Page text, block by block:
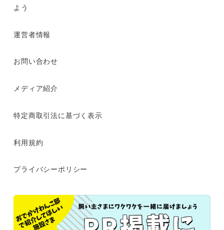
よう
運営者情報
お問い合わせ
メディア紹介
特定商取引法に基づく表示
利用規約
プライバシーポリシー